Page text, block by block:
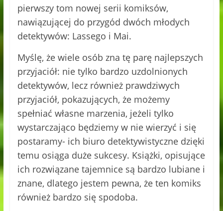
pierwszy tom nowej serii komiksów,
nawiązującej do przygód dwóch młodych
detektywów: Lassego i Mai.
Myślę, że wiele osób zna tę parę najlepszych
przyjaciół: nie tylko bardzo uzdolnionych
detektywów, lecz również prawdziwych
przyjaciół, pokazujących, że możemy
spełniać własne marzenia, jeżeli tylko
wystarczająco będziemy w nie wierzyć i się
postaramy- ich biuro detektywistyczne dzięki
temu osiąga duże sukcesy. Książki, opisujące
ich rozwiązane tajemnice są bardzo lubiane i
znane, dlatego jestem pewna, że ten komiks
również bardzo się spodoba.